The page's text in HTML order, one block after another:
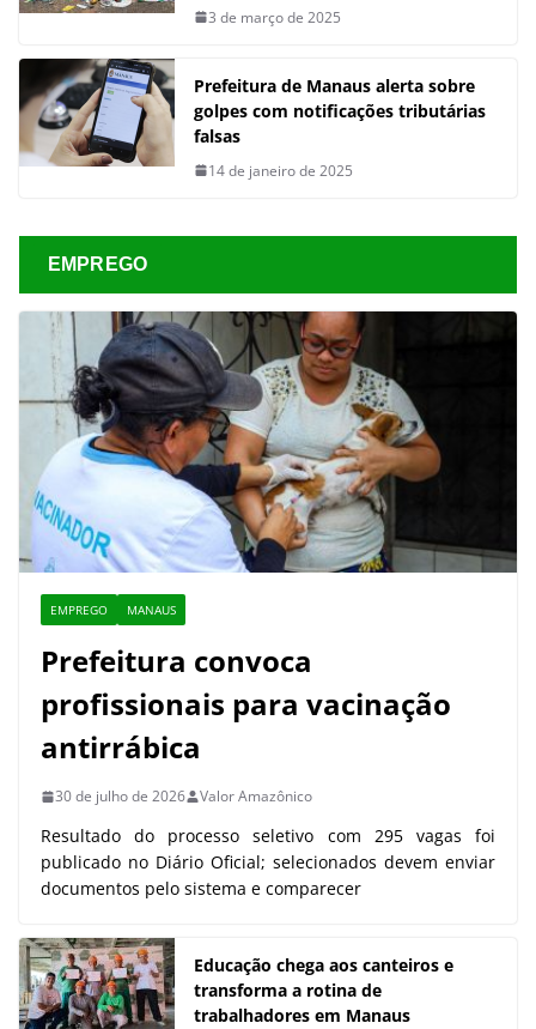
3 de março de 2025
Prefeitura de Manaus alerta sobre
golpes com notificações tributárias
falsas
14 de janeiro de 2025
EMPREGO
EMPREGO MANAUS
Prefeitura convoca
profissionais para vacinação
antirrábica
30 de julho de 2026 Valor Amazônico
Resultado do processo seletivo com 295 vagas foi
publicado no Diário Oficial; selecionados devem enviar
documentos pelo sistema e comparecer
Educação chega aos canteiros e
transforma a rotina de
trabalhadores em Manaus